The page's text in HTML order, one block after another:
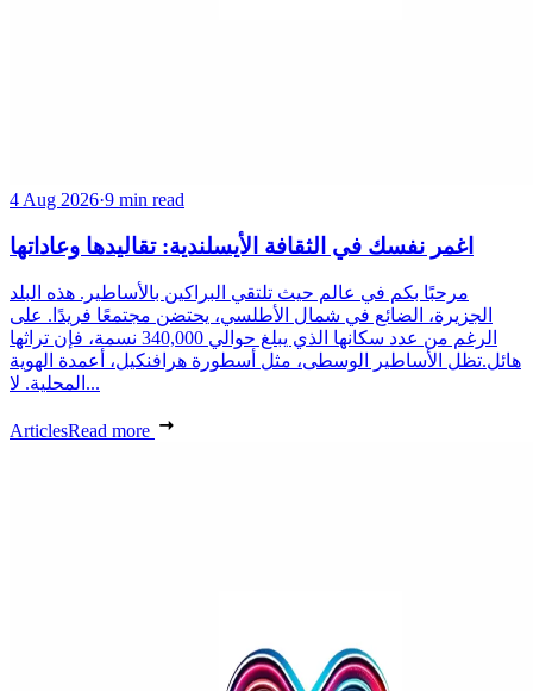
4 Aug 2026·9 min read
اغمر نفسك في الثقافة الأيسلندية: تقاليدها وعاداتها
مرحبًا بكم في عالم حيث تلتقي البراكين بالأساطير. هذه البلد
الجزيرة، الضائع في شمال الأطلسي، يحتضن مجتمعًا فريدًا. على
الرغم من عدد سكانها الذي يبلغ حوالي 340,000 نسمة، فإن تراثها
هائل.تظل الأساطير الوسطى، مثل أسطورة هرافنكيل، أعمدة الهوية
المحلية. لا...
ArticlesRead more